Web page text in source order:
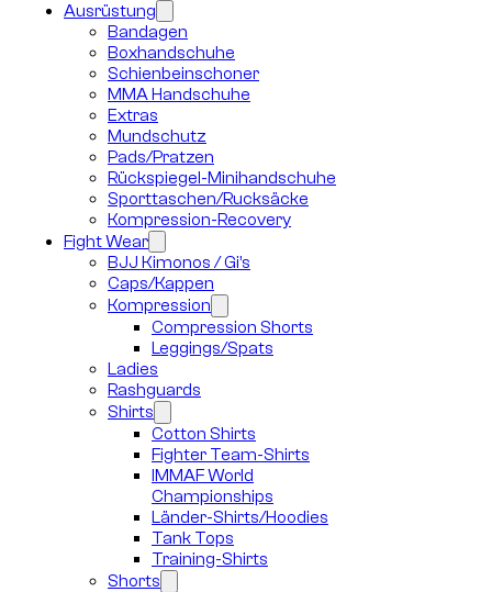
Ausrüstung
Bandagen
Boxhandschuhe
Schienbeinschoner
MMA Handschuhe
Extras
Mundschutz
Pads/Pratzen
Rückspiegel-Minihandschuhe
Sporttaschen/Rucksäcke
Kompression-Recovery
Fight Wear
BJJ Kimonos / Gi’s
Caps/Kappen
Kompression
Compression Shorts
Leggings/Spats
Ladies
Rashguards
Shirts
Cotton Shirts
Fighter Team-Shirts
IMMAF World
Championships
Länder-Shirts/Hoodies
Tank Tops
Training-Shirts
Shorts